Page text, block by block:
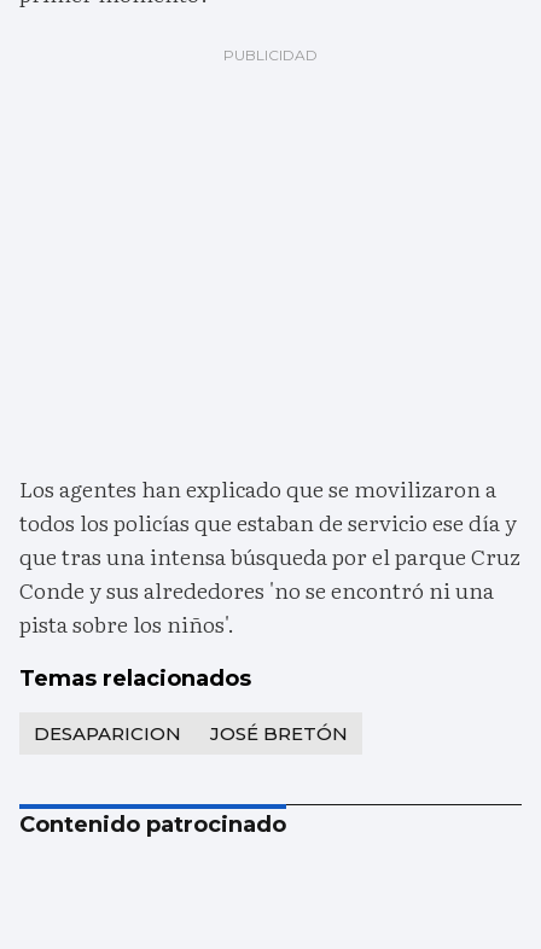
Los agentes han explicado que se movilizaron a
todos los policías que estaban de servicio ese día y
que tras una intensa búsqueda por el parque Cruz
Conde y sus alrededores 'no se encontró ni una
pista sobre los niños'.
Temas relacionados
DESAPARICION JOSÉ BRETÓN
Contenido patrocinado